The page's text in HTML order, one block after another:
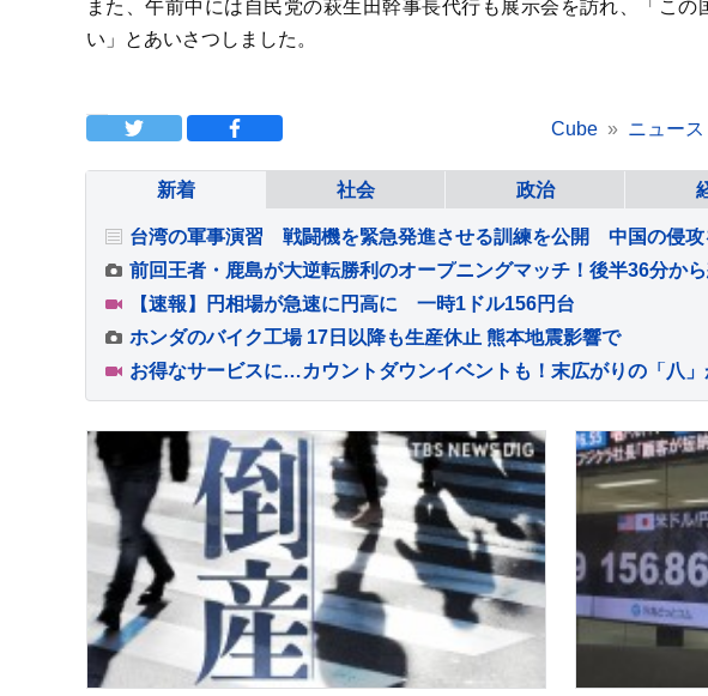
また、午前中には自民党の萩生田幹事長代行も展示会を訪れ、「こ
い」とあいさつしました。
Cube
ニュース
新着 社会 政治
台湾の軍事演習 戦闘機を緊急発進させる訓練を公開 中国の侵攻
【速報】円相場が急速に円高に 一時1ドル156円台
ホンダのバイク工場 17日以降も生産休止 熊本地震影響で